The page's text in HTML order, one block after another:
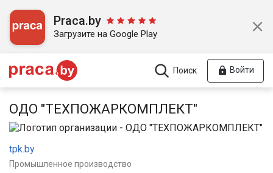
Praca.by
Загрузите на Google Play
Поиск Войти
ОДО "ТЕХПОЖАРКОМПЛЕКТ"
tpk.by
Промышленное производство